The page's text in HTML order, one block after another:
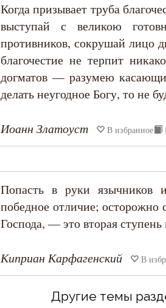
Когда призывает труба
выступай с великою
противников, сокрушай лицо
благочестие не терпит
догматов — разумею
делать неугодное Богу, то не
Иоанн Златоуст В избранное
Попасть в руки язычников
победное отличие; осторожно
Господа, — это вторая ступень
Киприан Карфагенский В
Другие темы